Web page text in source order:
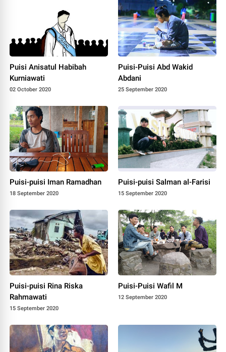
Puisi Anisatul Habibah
Kurniawati
02 October 2020
Puisi-Puisi Abd Wakid
Abdani
25 September 2020
Puisi-puisi Iman Ramadhan
18 September 2020
Puisi-puisi Salman al-Farisi
15 September 2020
Puisi-puisi Rina Riska
Rahmawati
15 September 2020
Puisi-Puisi Wafil M
12 September 2020